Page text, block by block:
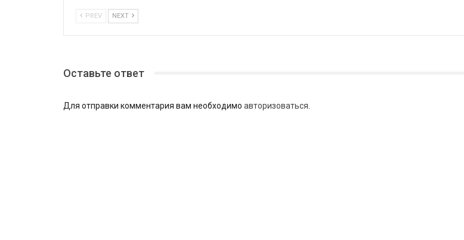
PREV NEXT
Оставьте ответ
Для отправки комментария вам необходимо авторизоваться